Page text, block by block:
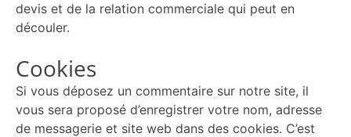
devis et de la relation commerciale qui peut en
découler.
Cookies
Si vous déposez un commentaire sur notre site, il
vous sera proposé d’enregistrer votre nom, adresse
de messagerie et site web dans des cookies. C’est